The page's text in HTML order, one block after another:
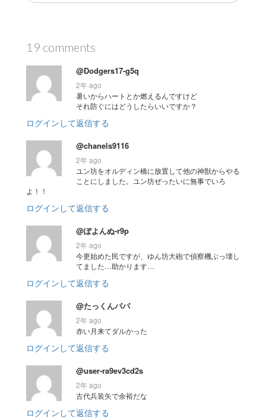
19 comments
@Dodgers17-g5q
2年 ago
暑いからハートとか燃えるんですけど
それ防ぐにはどうしたらいいですか？
ログインして返信する
@chanels9116
2年 ago
ユン坊をオルディン橋に放置して他の神獣からやる
ことにしました。ユン坊ぜったいに無事でいろ
よ！！
ログインして返信する
@ぽよんぬ-r9p
2年 ago
今更始めた民ですが、ゆん坊大砲で偵察機ぶっ壊し
てました…助かります…
ログインして返信する
@たっくんパパ
2年 ago
赤い月来てダルかった
ログインして返信する
@user-ra9ev3cd2s
2年 ago
古代兵装矢で余裕だな
ログインして返信する